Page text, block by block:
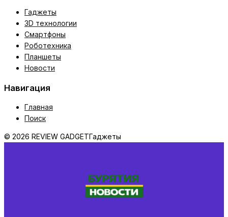
Гаджеты
3D технологии
Смартфоны
Роботехника
Планшеты
Новости
Навигация
Главная
Поиск
© 2026 REVIEW GADGETГаджеты